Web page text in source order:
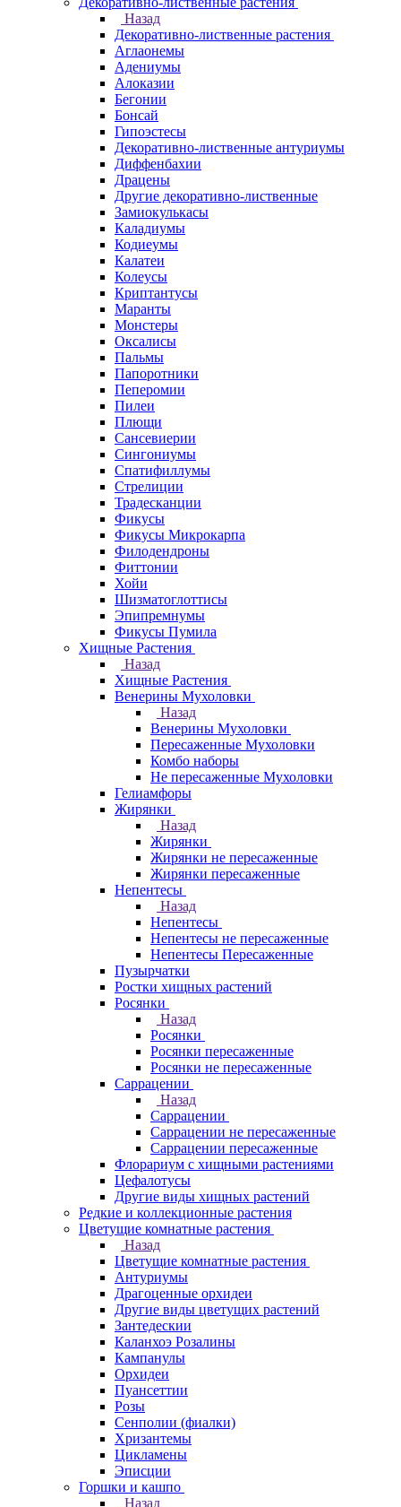
Назад
Декоративно-лиственные растения
Аглаонемы
Адениумы
Алоказии
Бегонии
Бонсай
Гипоэстесы
Декоративно-лиственные антуриумы
Диффенбахии
Драцены
Другие декоративно-лиственные
Замиокулькасы
Каладиумы
Кодиеумы
Калатеи
Колеусы
Криптантусы
Маранты
Монстеры
Оксалисы
Пальмы
Папоротники
Пеперомии
Пилеи
Плющи
Сансевиерии
Сингониумы
Спатифиллумы
Стрелиции
Традесканции
Фикусы
Фикусы Микрокарпа
Филодендроны
Фиттонии
Хойи
Шизматоглоттисы
Эпипремнумы
Фикусы Пумила
Хищные Растения
Назад
Хищные Растения
Венерины Мухоловки
Назад
Венерины Мухоловки
Пересаженные Мухоловки
Комбо наборы
Не пересаженные Мухоловки
Гелиамфоры
Жирянки
Назад
Жирянки
Жирянки не пересаженные
Жирянки пересаженные
Непентесы
Назад
Непентесы
Непентесы не пересаженные
Непентесы Пересаженные
Пузырчатки
Ростки хищных растений
Росянки
Назад
Росянки
Росянки пересаженные
Росянки не пересаженные
Саррацении
Назад
Саррацении
Саррацении не пересаженные
Саррацении пересаженные
Флорариум с хищными растениями
Цефалотусы
Другие виды хищных растений
Редкие и коллекционные растения
Цветущие комнатные растения
Назад
Цветущие комнатные растения
Антуриумы
Драгоценные орхидеи
Другие виды цветущих растений
Зантедескии
Каланхоэ Розалины
Кампанулы
Орхидеи
Пуансеттии
Розы
Сенполии (фиалки)
Хризантемы
Цикламены
Эписции
Горшки и кашпо
Назад